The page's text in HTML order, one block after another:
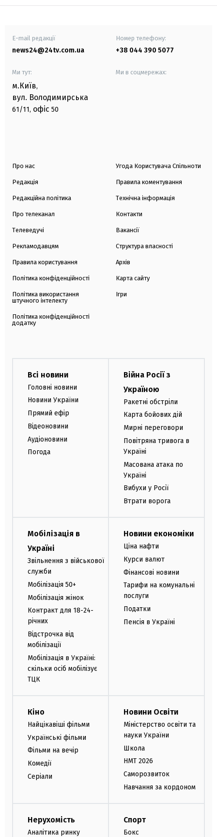
E-mail редакції
news24@24tv.com.ua
Номер телефону:
+38 044 390 5077
Ми тут:
м.Київ,
вул. Володимирська
61/11, офіс 50
Ми в соцмережах:
Про нас
Редакція
Редакційна політика
Про телеканал
Телеведучі
Рекламодавцям
Правила користування
Політика конфіденційності
Політика використання
штучного інтелекту
Політика конфіденційності
додатку
Угода Користувача Спільноти
Правила коментування
Технічна інформація
Контакти
Вакансії
Структура власності
Архів
Карта сайту
Ігри
Всі новини
Головні новини
Новини України
Прямий ефір
Відеоновини
Аудіоновини
Погода
Війна Росії з
Україною
Ракетні обстріли
Карта бойових дій
Мирні переговори
Повітряна тривога в
Україні
Масована атака по
Україні
Вибухи у Росії
Втрати ворога
Мобілізація в
Україні
Звільнення з військової
служби
Мобілізація 50+
Мобілізація жінок
Контракт для 18-24-
річних
Відстрочка від
мобілізації
Мобілізація в Україні:
скільки осіб мобілізує
ТЦК
Новини економіки
Ціна нафти
Курси валют
Фінансові новини
Тарифи на комунальні
послуги
Податки
Пенсія в Україні
Кіно
Найцікавіші фільми
Українські фільми
Фільми на вечір
Комедії
Серіали
Новини Освіти
Міністерство освіти та
науки України
Школа
НМТ 2026
Саморозвиток
Навчання за кордоном
Нерухомість
Аналітика ринку
Спорт
Бокс